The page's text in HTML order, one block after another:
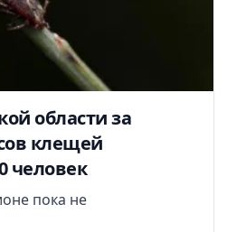
области за
клещей
человек
пока не